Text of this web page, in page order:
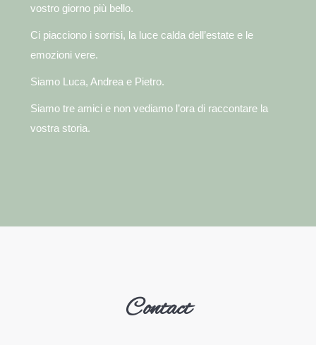
vostro giorno più bello.
Ci piacciono i sorrisi, la luce calda dell’estate e le
emozioni vere.
Siamo Luca, Andrea e Pietro.
Siamo tre amici e non vediamo l’ora di raccontare la
vostra storia.
Contact